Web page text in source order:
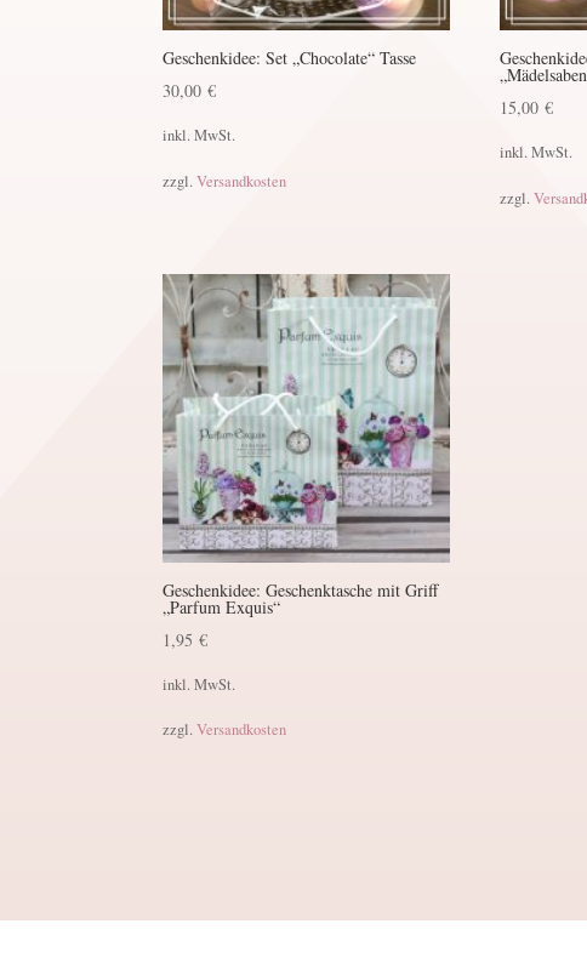
Geschenkidee: Set „Chocolate“ Tasse
30,00€
inkl. MwSt.
zzgl.Versandkosten
15,00€
inkl. MwSt.
zzgl.
Geschenkidee: Geschenktasche mit Griff
„Parfum Exquis“
1,95€
inkl. MwSt.
zzgl.Versandkosten